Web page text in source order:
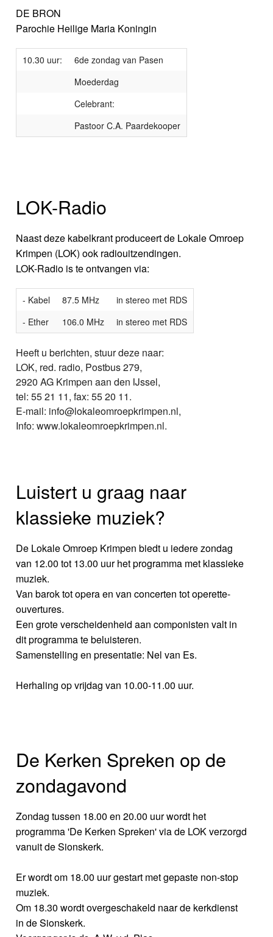
DE BRON
Parochie Heilige Maria Koningin
10.30 uur:
6de zondag van Pasen
Moederdag
Celebrant:
Pastoor C.A. Paardekooper
LOK-Radio
Naast deze kabelkrant produceert de Lokale Omroep
Krimpen (LOK) ook radiouitzendingen.
LOK-Radio is te ontvangen via:
- Kabel 87.5 MHz
in stereo met RDS
- Ether
106.0 MHz in stereo met RDS
Heeft u berichten, stuur deze naar:
LOK, red. radio, Postbus 279,
2920 AG Krimpen aan den IJssel,
tel: 55 21 11, fax: 55 20 11.
E-mail: info@lokaleomroepkrimpen.nl,
Info: www.lokaleomroepkrimpen.nl.
Luistert u graag naar
klassieke muziek?
De Lokale Omroep Krimpen biedt u iedere zondag
van 12.00 tot 13.00 uur het programma met klassieke
muziek.
Van barok tot opera en van concerten tot operette-
ouvertures.
Een grote verscheidenheid aan componisten valt in
dit programma te beluisteren.
Samenstelling en presentatie: Nel van Es.
Herhaling op vrijdag van 10.00-11.00 uur.
De Kerken Spreken op de
zondagavond
Zondag tussen 18.00 en 20.00 uur wordt het
programma 'De Kerken Spreken' via de LOK verzorgd
vanuit de Sionskerk.
Er wordt om 18.00 uur gestart met gepaste non-stop
muziek.
Om 18.30 wordt overgeschakeld naar de kerkdienst
in de Sionskerk.